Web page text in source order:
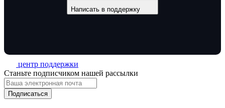
Написать в поддержку
центр поддержки
Станьте подписчиком нашей рассылки
Подписаться